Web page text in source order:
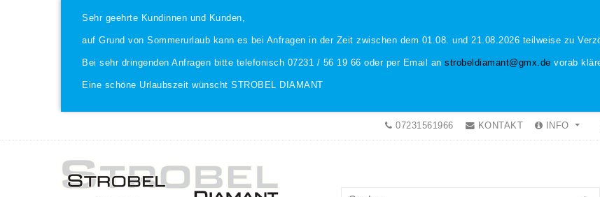
Sehr geehrte Kundinnen und Kunden,
auf Grund von Sommerurlaub kann es bei Anfragen in der Zeit zwischen dem 01.08. und 21.08.2026 teilweise zu
Bei sehr dringenden Anfragen bitte telefonisch 07231 / 56 19 66 oder per Email an strobeldiamant@gmx.de vorab
Eine schöne Urlaubszeit wünscht STROBEL DIAMANT
07231561966 KONTAKT INFO